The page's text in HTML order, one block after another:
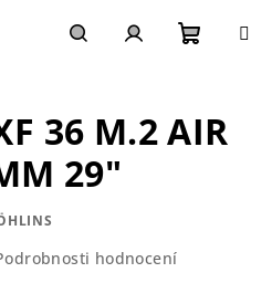
košík
36 M.2 AIR
29"
hodnocení